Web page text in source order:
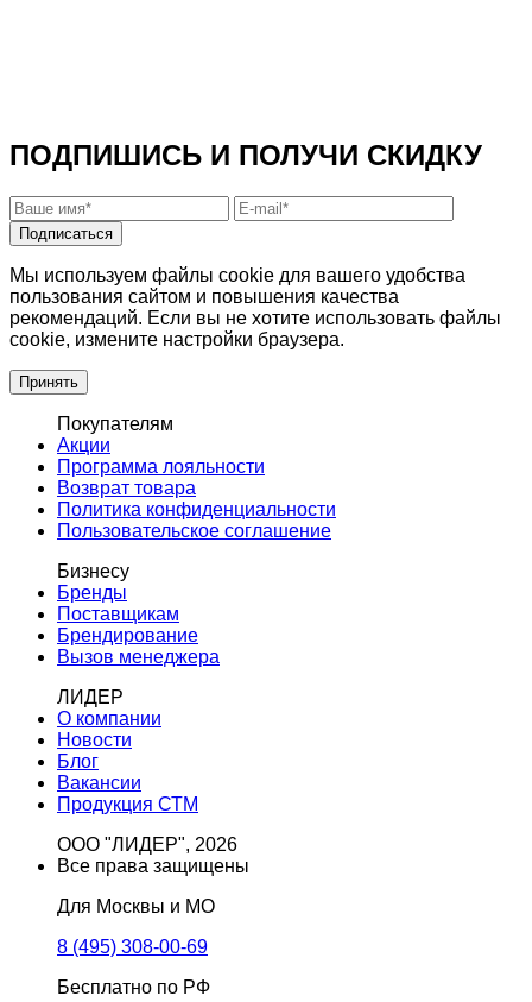
ПОДПИШИСЬ И ПОЛУЧИ СКИДКУ
Подписаться
Мы используем файлы cookie для вашего удобства
пользования сайтом и повышения качества
рекомендаций. Если вы не хотите использовать файлы
cookie, измените настройки браузера.
Принять
Покупателям
Акции
Программа лояльности
Возврат товара
Политика конфиденциальности
Пользовательское соглашение
Бизнесу
Бренды
Поставщикам
Брендирование
Вызов менеджера
ЛИДЕР
О компании
Новости
Блог
Вакансии
Продукция СТМ
ООО "ЛИДЕР", 2026
Все права защищены
Для Москвы и МО
8 (495) 308-00-69
Бесплатно по РФ